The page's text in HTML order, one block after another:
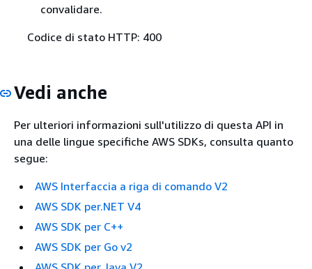
convalidare.
Codice di stato HTTP: 400
Vedi anche
Per ulteriori informazioni sull'utilizzo di questa API in
una delle lingue specifiche AWS SDKs, consulta quanto
segue:
AWS Interfaccia a riga di comando V2
AWS SDK per.NET V4
AWS SDK per C++
AWS SDK per Go v2